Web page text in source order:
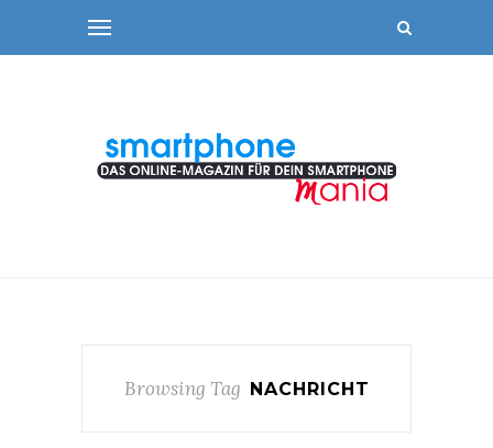
Browsing Tag NACHRICHT